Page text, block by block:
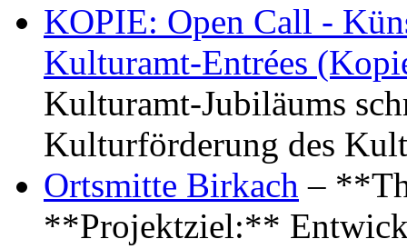
KOPIE: Open Call -
Kulturamt-Entrées
Kulturamt-Jubiläums
Kulturförderung des
Ortsmitte Birkach –
**Projektziel:**